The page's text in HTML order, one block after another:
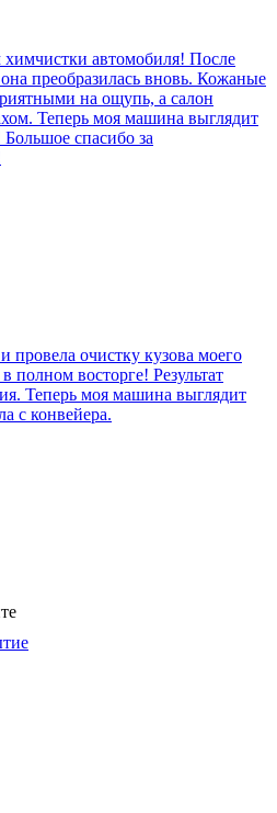
химчистки автомобиля! После
преобразилась вновь. Кожаные
на ощупь, а салон
Теперь моя машина выглядит
Большое спасибо за
провела очистку кузова моего
полном восторге! Результат
Теперь моя машина выглядит
с конвейера.